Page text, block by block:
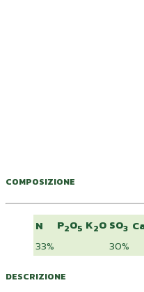
COMPOSIZIONE
N P2O5 K2O SO3
33%
30%
DESCRIZIONE